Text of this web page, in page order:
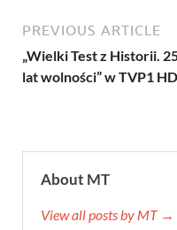
PREVIOUS ARTICLE
„Wielki Test z Historii.
lat wolności” w TVP1 HD
About MT
View all posts by MT →